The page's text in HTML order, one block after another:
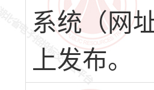
系统（网
上发布。